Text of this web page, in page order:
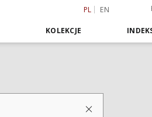
PL EN
KOLEKCJE